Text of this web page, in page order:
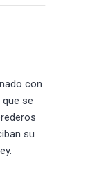
con
se
su